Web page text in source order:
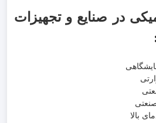
در صنایع و تجهیزات
بالا